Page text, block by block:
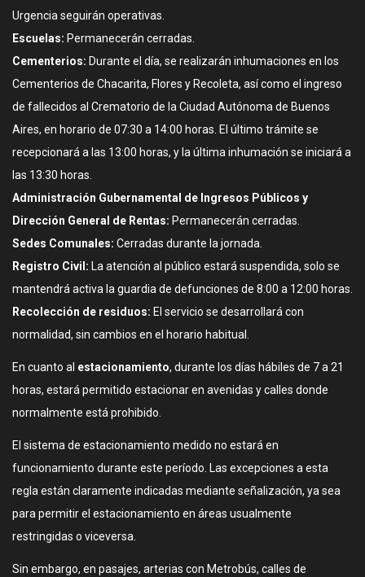
Urgencia seguirán operativas.
Escuelas: Permanecerán cerradas.
Cementerios: Durante el día, se realizarán inhumaciones en los
Cementerios de Chacarita, Flores y Recoleta, así como el ingreso
de fallecidos al Crematorio de la Ciudad Autónoma de Buenos
Aires, en horario de 07:30 a 14:00 horas. El último trámite se
recepcionará a las 13:00 horas, y la última inhumación se iniciará a
las 13:30 horas.
Administración Gubernamental de Ingresos Públicos y
Dirección General de Rentas: Permanecerán cerradas.
Sedes Comunales: Cerradas durante la jornada.
Registro Civil: La atención al público estará suspendida, solo se
mantendrá activa la guardia de defunciones de 8:00 a 12:00 horas.
Recolección de residuos: El servicio se desarrollará con
normalidad, sin cambios en el horario habitual.
En cuanto al estacionamiento, durante los días hábiles de 7 a 21
horas, estará permitido estacionar en avenidas y calles donde
normalmente está prohibido.
El sistema de estacionamiento medido no estará en
funcionamiento durante este período. Las excepciones a esta
regla están claramente indicadas mediante señalización, ya sea
para permitir el estacionamiento en áreas usualmente
restringidas o viceversa.
Sin embargo, en pasajes, arterias con Metrobús, calles de